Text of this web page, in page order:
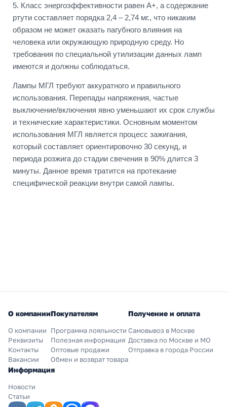
5. Класс энергоэффективности равен А+, а содержание
ртути составляет порядка 2,4 – 2,74 мг., что никаким
образом не может оказать пагубного влияния на
человека или окружающую природную среду. Но
требования по специальной утилизации данных ламп
имеются и должны соблюдаться.
Лампы МГЛ требуют аккуратного и правильного
использования. Перепады напряжения, частые
выключение/включения явно уменьшают их срок службы
и технические характеристики. Основным моментом
использования МГЛ является процесс зажигания,
который составляет ориентировочно 30 секунд, и
периода розжига до стадии свечения в 90% длится 3
минуты. Данное время тратится на протекание
специфической реакции внутри самой лампы.
О компании
О компании
Реквизиты
Контакты
Вакансии
Покупателям
Программа лояльности
Полезная информация
Оптовые продажи
Обмен и возврат товара
Получение и оплата
Самовывоз в Москве
Доставка по Москве и МО
Отправка в города России
Информация
Новости
Статьи